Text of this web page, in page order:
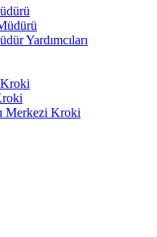
Yardımcıları
Merkezi Kroki